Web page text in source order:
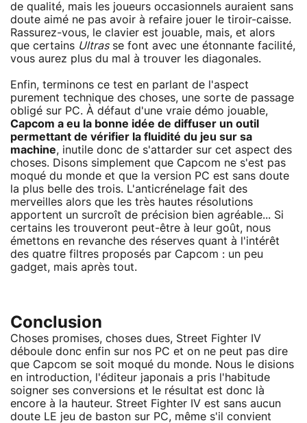
de qualité, mais les joueurs occasionnels auraient sans
doute aimé ne pas avoir à refaire jouer le tiroir-caisse.
Rassurez-vous, le clavier est jouable, mais, et alors
que certains Ultrasse font avec une étonnante facilité,
vous aurez plus du mal à trouver les diagonales.
Enfin, terminons ce test en parlant de l'aspect
purement technique des choses, une sorte de passage
obligé sur PC. À défaut d'une vraie démo jouable,
Capcom a eu la bonne idée de diffuser un outil
permettant de vérifier la fluidité du jeu sur sa
machine, inutile donc de s'attarder sur cet aspect des
choses. Disons simplement que Capcom ne s'est pas
moqué du monde et que la version PC est sans doute
la plus belle des trois. L'anticrénelage fait des
merveilles alors que les très hautes résolutions
apportent un surcroît de précision bien agréable... Si
certains les trouveront peut-être à leur goût, nous
émettons en revanche des réserves quant à l'intérêt
des quatre filtres proposés par Capcom : un peu
gadget, mais après tout.
Conclusion
Choses promises, choses dues, Street Fighter IV
déboule donc enfin sur nos PC et on ne peut pas dire
que Capcom se soit moqué du monde. Nous le disions
en introduction, l'éditeur japonais a pris l'habitude
soigner ses conversions et le résultat est donc là
encore à la hauteur. Street Fighter IV est sans aucun
doute LE jeu de baston sur PC, même s'il convient